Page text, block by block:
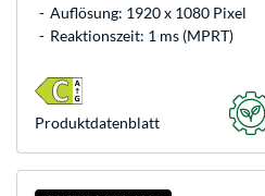
Auflösung: 1920 x 1080 Pixel
Reaktionszeit: 1 ms (MPRT)
Produkt­datenblatt